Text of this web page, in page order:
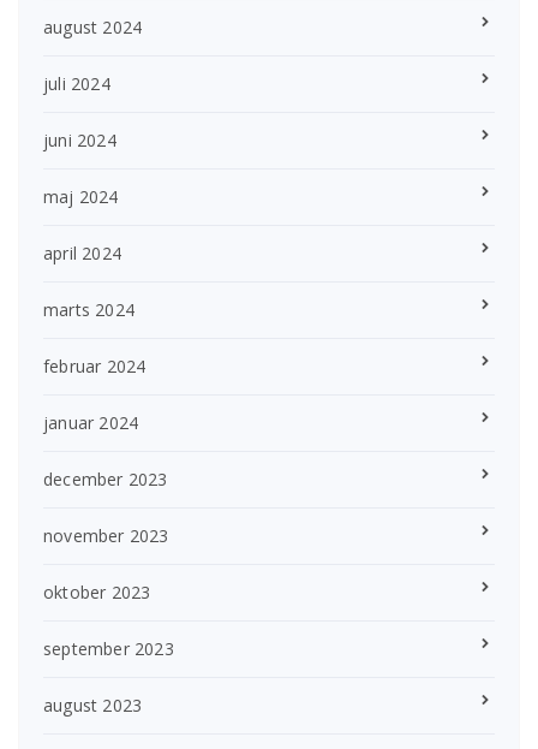
august 2024
juli 2024
juni 2024
maj 2024
april 2024
marts 2024
februar 2024
januar 2024
december 2023
november 2023
oktober 2023
september 2023
august 2023